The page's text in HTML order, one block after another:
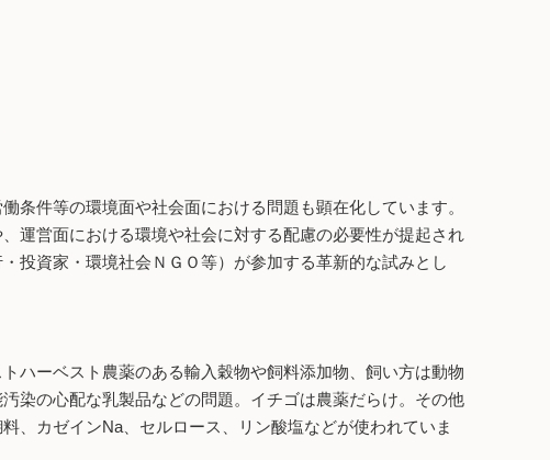
件等の環境面や社会面における問題も顕在化しています。
運営面における環境や社会に対する配慮の必要性が提起され
投資家・環境社会ＮＧＯ等）が参加する革新的な試みとし
ハーベスト農薬のある輸入穀物や飼料添加物、飼い方は動物
染の心配な乳製品などの問題。イチゴは農薬だらけ。その他
、カゼインNa、セルロース、リン酸塩などが使われていま